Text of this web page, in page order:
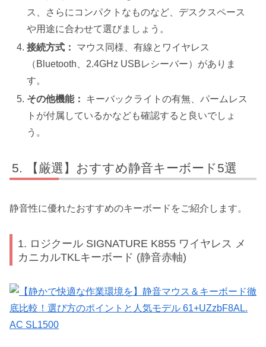
ス、さらにコンパクトなものなど、デスクスペース
や用途に合わせて選びましょう。
接続方式：
マウス同様、有線とワイヤレス
（Bluetooth、2.4GHz USBレシーバー）がありま
す。
その他機能：
キーバックライトの有無、パームレス
トが付属しているかなども確認すると良いでしょ
う。
【厳選】おすすめ静音キーボード5選
静音性に優れたおすすめのキーボードをご紹介します。
1. ロジクール SIGNATURE K855 ワイヤレス メ
カニカルTKLキーボード (静音赤軸)